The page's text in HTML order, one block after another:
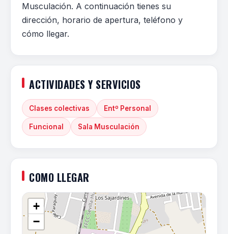
Musculación. A continuación tienes su
dirección, horario de apertura, teléfono y
cómo llegar.
ACTIVIDADES Y SERVICIOS
Clases colectivas Entº Personal
Funcional Sala Musculación
COMO LLEGAR
+
−